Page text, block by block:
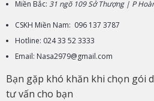
Miền Bắc: 31 ngõ 109 Sở Thượng | P
CSKH Miền Nam: 096 137 3787
Hotline: 024 33 52 3333
Email: Nasa2979@gmail.com
Bạn gặp khó khăn khi chọn gói
tư vấn cho bạn